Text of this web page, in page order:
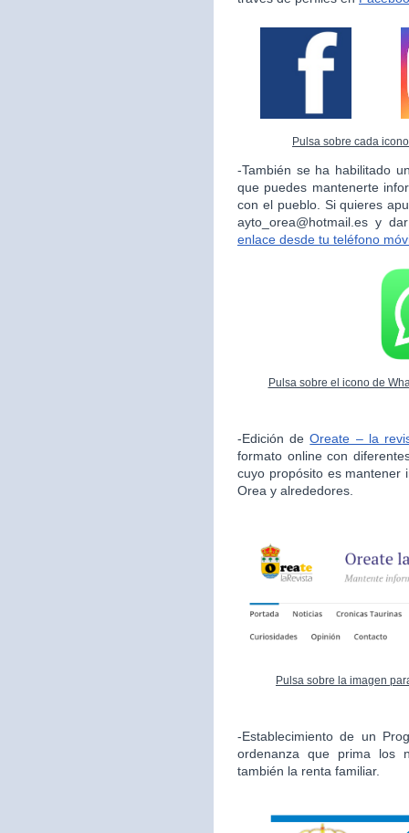
Pulsa sobre cada
-También se ha habilitado
que puedes mantenerte
con el pueblo. Si quieres
ayto_orea@hotmail.es y
enlace desde tu teléfono
Pulsa sobre el icono de
-Edición deOreate – la
formato online con
cuyo propósito es mantener
Orea y alrededores.
Pulsa sobre la imagen
-Establecimiento de un
ordenanza que prima los
también la renta familiar.